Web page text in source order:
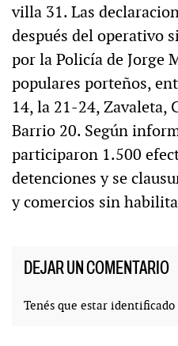
villa 31. Las
después del operativo
por la Policía de Jorge
populares porteños,
14, la 21-24, Zavaleta,
Barrio 20. Según
participaron 1.500
detenciones y se
y comercios sin
DEJAR UN COMENTARIO
Tenés que estar identificado